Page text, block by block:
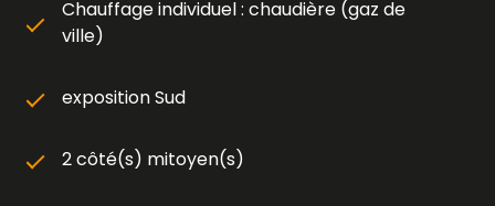
Chauffage individuel : chaudière (gaz de
ville)
exposition Sud
2 côté(s) mitoyen(s)